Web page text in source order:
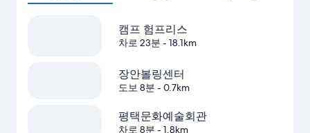
캠프 험프리스
차로 23분 - 18.1km
장안볼링센터
도보 8분 - 0.7km
평택문화예술회관
차로 8분 - 1.8km